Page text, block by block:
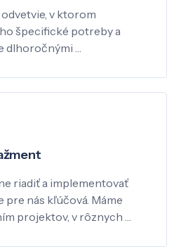
v ktorom
špecifické potreby a
dlhoročnými …
riadiť a implementovať
nás kľúčová. Máme
projektov, v rôznych …